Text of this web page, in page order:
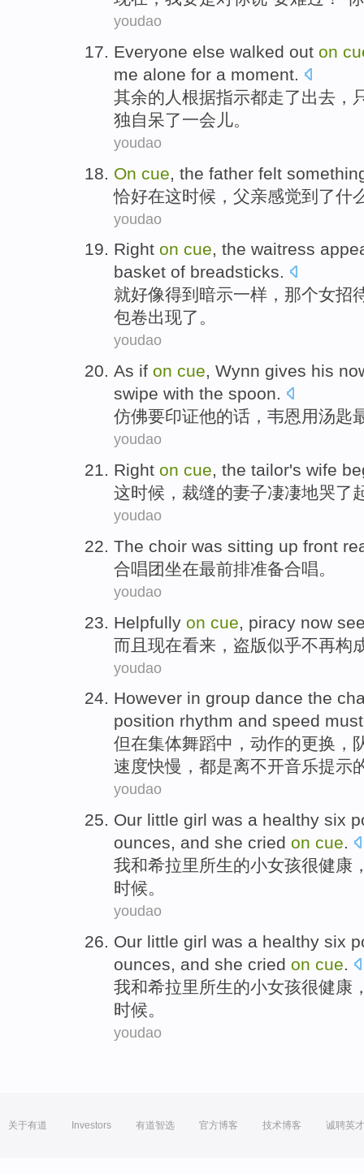
youdao
Everyone else walked out on
me alone for a moment.
其余的人 根据指示都走了出去 ，
独自呆了一会儿。
youdao
On cue the father felt
恰好在这时候 ， 父亲感觉到了什
youdao
Right on cue, the waitress
basket of breadsticks.
就好像得到暗示一样，那个女招
包卷出现了。
youdao
As if on cue, Wynn gives his
swipe with the spoon.
仿佛要印证他的话， 韦恩用汤匙
youdao
Right on cue, the tailor's wife
这时候 ， 裁缝的妻子凄凄地哭了
youdao
The choir was sitting up front
合唱团坐在最前排准备合唱。
youdao
Helpfully on cue piracy now
而且 现在看来 ， 盗版似乎不再构
youdao
However in group dance the
position rhythm and speed
但在集体舞蹈中 ， 动作的更换，
速度快慢 ，都是离不开音乐提示
youdao
Our little girl was a healthy six
ounces, and she cried on cue.
我和希拉里所生的小女孩很健康
时候。
youdao
Our little girl was a healthy six
ounces, and she cried on cue.
我和希拉里所生的小女孩很健康
时候。
youdao
关于有道 Investors 有道智选 官方博客 技术博客 诚聘英才